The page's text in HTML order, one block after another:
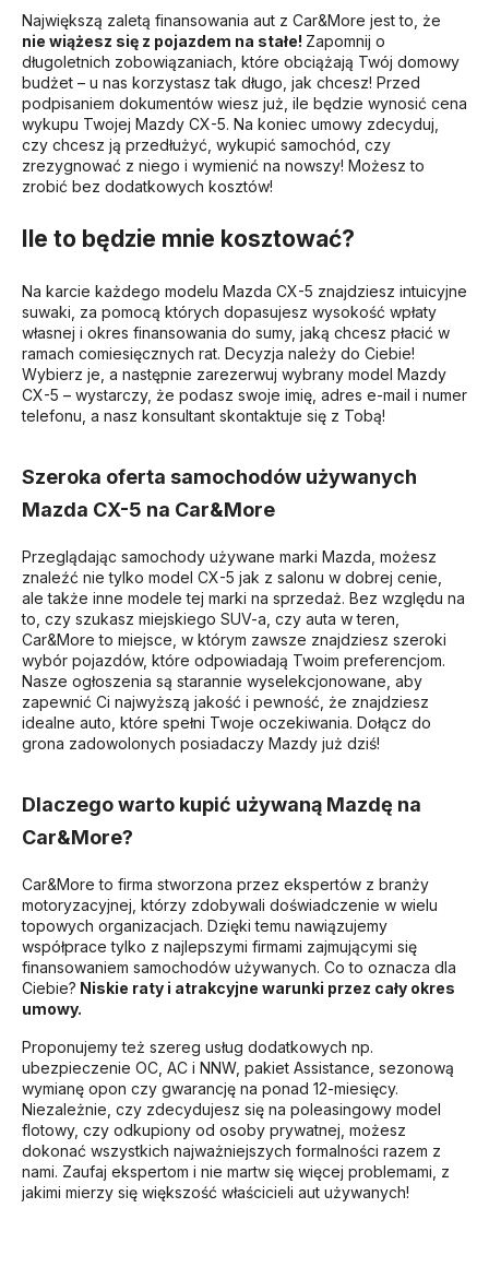
Największą zaletą finansowania aut z Car&More jest to, że
nie wiążesz się z pojazdem na stałe! Zapomnij o
długoletnich zobowiązaniach, które obciążają Twój domowy
budżet – u nas korzystasz tak długo, jak chcesz! Przed
podpisaniem dokumentów wiesz już, ile będzie wynosić cena
wykupu Twojej Mazdy CX-5. Na koniec umowy zdecyduj,
czy chcesz ją przedłużyć, wykupić samochód, czy
zrezygnować z niego i wymienić na nowszy! Możesz to
zrobić bez dodatkowych kosztów!
Ile to będzie mnie kosztować?
Na karcie każdego modelu Mazda CX-5 znajdziesz intuicyjne
suwaki, za pomocą których dopasujesz wysokość wpłaty
własnej i okres finansowania do sumy, jaką chcesz płacić w
ramach comiesięcznych rat. Decyzja należy do Ciebie!
Wybierz je, a następnie zarezerwuj wybrany model Mazdy
CX-5 – wystarczy, że podasz swoje imię, adres e-mail i numer
telefonu, a nasz konsultant skontaktuje się z Tobą!
Szeroka oferta samochodów używanych
Mazda CX-5 na Car&More
Przeglądając samochody używane marki Mazda, możesz
znaleźć nie tylko model CX-5 jak z salonu w dobrej cenie,
ale także inne modele tej marki na sprzedaż. Bez względu na
to, czy szukasz miejskiego SUV-a, czy auta w teren,
Car&More to miejsce, w którym zawsze znajdziesz szeroki
wybór pojazdów, które odpowiadają Twoim preferencjom.
Nasze ogłoszenia są starannie wyselekcjonowane, aby
zapewnić Ci najwyższą jakość i pewność, że znajdziesz
idealne auto, które spełni Twoje oczekiwania. Dołącz do
grona zadowolonych posiadaczy Mazdy już dziś!
Dlaczego warto kupić używaną Mazdę na
Car&More?
Car&More to firma stworzona przez ekspertów z branży
motoryzacyjnej, którzy zdobywali doświadczenie w wielu
topowych organizacjach. Dzięki temu nawiązujemy
współprace tylko z najlepszymi firmami zajmującymi się
finansowaniem samochodów używanych. Co to oznacza dla
Ciebie? Niskie raty i atrakcyjne warunki przez cały okres
umowy.
Proponujemy też szereg usług dodatkowych np.
ubezpieczenie OC, AC i NNW, pakiet Assistance, sezonową
wymianę opon czy gwarancję na ponad 12-miesięcy.
Niezależnie, czy zdecydujesz się na poleasingowy model
flotowy, czy odkupiony od osoby prywatnej, możesz
dokonać wszystkich najważniejszych formalności razem z
nami. Zaufaj ekspertom i nie martw się więcej problemami, z
jakimi mierzy się większość właścicieli aut używanych!